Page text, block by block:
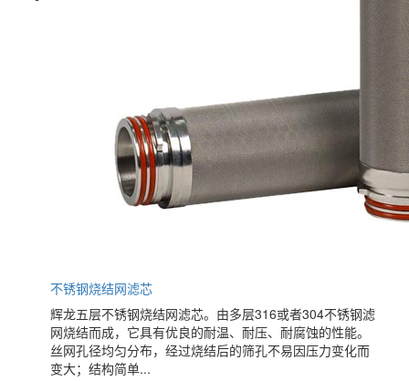
不锈钢烧结网滤芯
辉龙五层不锈钢烧结网滤芯。由多层316或者304不锈钢滤
网烧结而成，它具有优良的耐温、耐压、耐腐蚀的性能。
丝网孔径均匀分布，经过烧结后的筛孔不易因压力变化而
变大；结构简单...